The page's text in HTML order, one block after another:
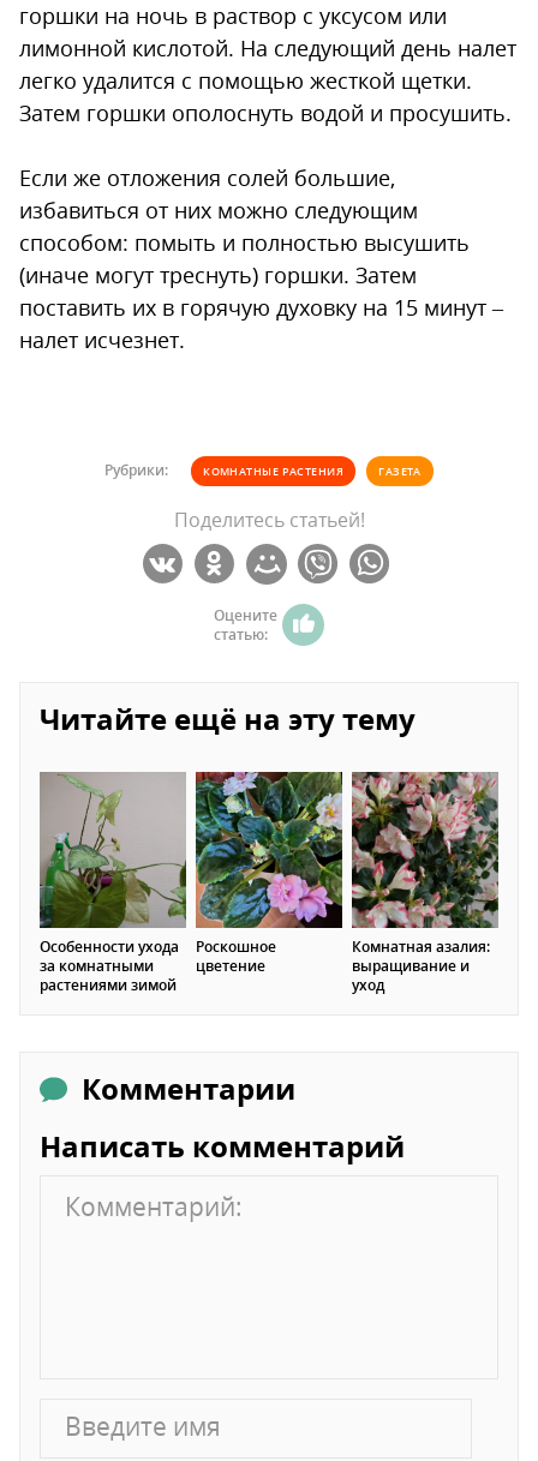
горшки на ночь в раствор с уксусом или
лимонной кислотой. На следующий день налет
легко удалится с помощью жесткой щетки.
Затем горшки ополоснуть водой и просушить.
Если же отложения солей большие,
избавиться от них можно следующим
способом: помыть и полностью высушить
(иначе могут треснуть) горшки. Затем
поставить их в горячую духовку на 15 минут –
налет исчезнет.
Рубрики: КОМНАТНЫЕ РАСТЕНИЯ ГАЗЕТА
Поделитесь статьей!
Оцените
статью:
Читайте ещё на эту тему
Особенности ухода
за комнатными
растениями зимой
Роскошное
цветение
Комнатная азалия:
выращивание и
уход
Комментарии
Написать комментарий